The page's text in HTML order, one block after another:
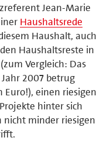
Jean-Marie
Haushaltsrede
Haushalt, auch
Haushaltsreste in
Vergleich: Das
2007 betrug
einen riesigen
hinter sich
minder riesigen